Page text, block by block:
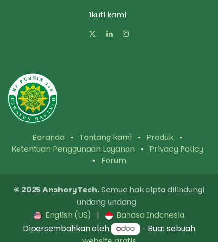
Ikuti kami
Beranda • Tentang kami • Produk •
Ketentuan Penggunaan Layanan
•
Privacy Policy
•
Forum
© 2025 AnshoryTech.Semua hak cipta dilindungi
undang undang
English (US)
|
Bahasa Indonesia
Dipersembahkan oleh
- Buat sebuah